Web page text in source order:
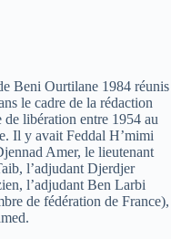
Beni Ourtilane 1984 réunis
le cadre de la rédaction
de libération entre 1954 au
Il y avait Feddal H’mimi
Amer, le lieutenant
l’adjudant Djerdjer
l’adjudant Ben Larbi
de fédération de France),